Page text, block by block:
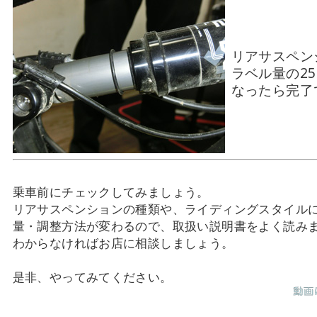
リアサスペ
ラベル量の
なったら完
乗車前にチェックしてみましょう。
リアサスペンションの種類や、ライディングスタイル
量・調整方法が変わるので、取扱い説明書をよく読み
わからなければお店に相談しましょう。
是非、やってみてください。